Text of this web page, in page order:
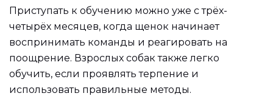
Приступать к обучению можно уже с трёх-
четырёх месяцев, когда щенок начинает
воспринимать команды и реагировать на
поощрение. Взрослых собак также легко
обучить, если проявлять терпение и
использовать правильные методы.